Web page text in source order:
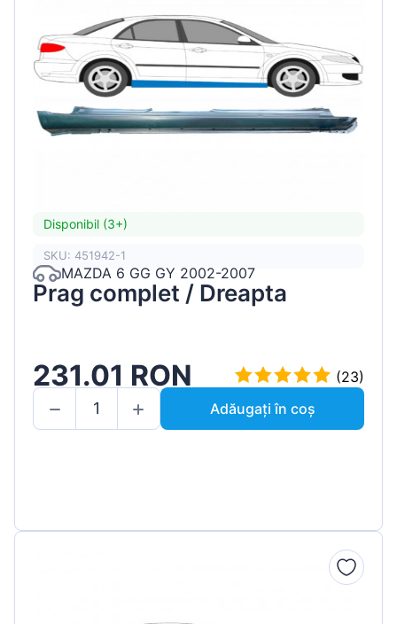
Disponibil (3+)
SKU: 451942-1
MAZDA 6 GG GY 2002-2007
Prag complet / Dreapta
231.01 RON
(23)
Adăugați în coș